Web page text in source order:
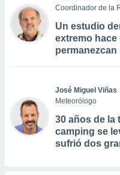
Coordinador de la
Un estudio
extremo
permanezcan
José Miguel Viñas
Meteorólogo
30 años de la
camping se
sufrió dos